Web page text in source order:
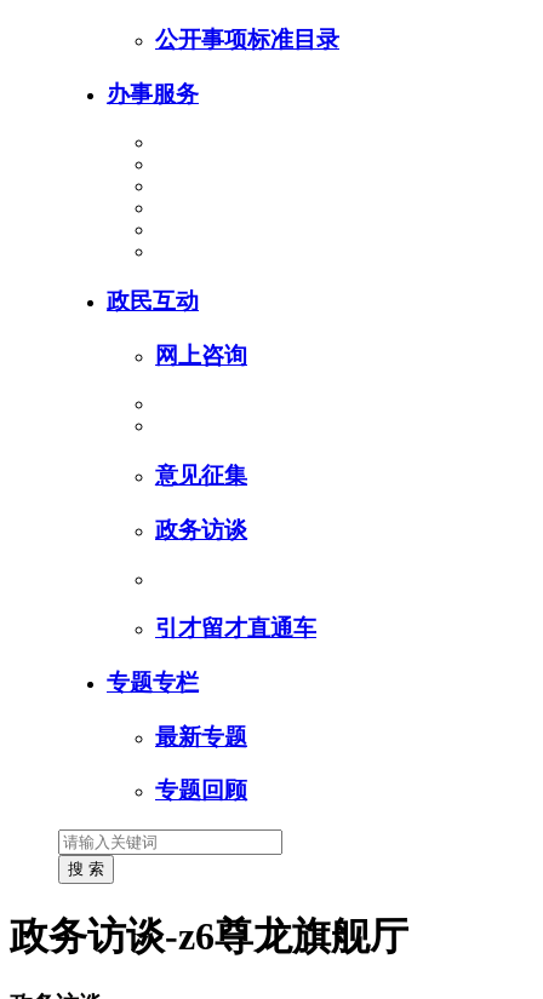
公开事项标准目录
办事服务
政民互动
网上咨询
意见征集
政务访谈
引才留才直通车
专题专栏
最新专题
专题回顾
政务访谈-z6尊龙旗舰厅